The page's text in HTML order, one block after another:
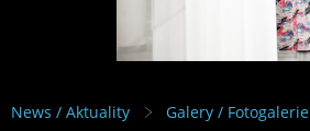
News / Aktuality Galery / Fotogalerie